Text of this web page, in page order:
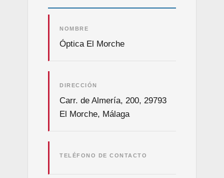
NOMBRE
Óptica El Morche
DIRECCIÓN
Carr. de Almería, 200, 29793
El Morche, Málaga
TELÉFONO DE CONTACTO